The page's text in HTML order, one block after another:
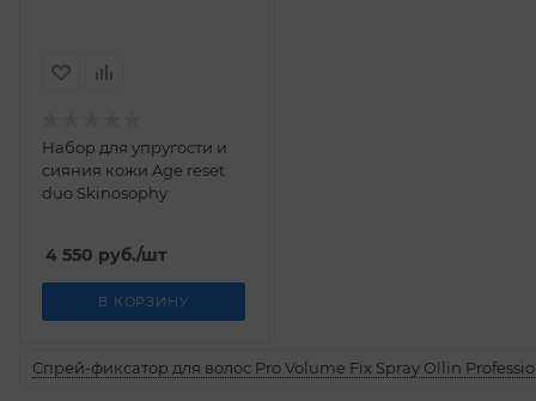
Набор для упругости и
сияния кожи Age reset
duo Skinosophy
4 550 руб./шт
В КОРЗИНУ
Спрей-фиксатор для волос Pro Volume Fix Spray Ollin